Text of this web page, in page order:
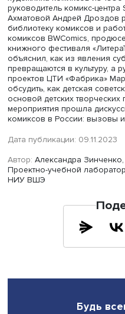
вероятно, однажды
скорее всего, не читает,
комиксы, выходят
индустрия, при этом он
войти. Курс подходит и
поп-культуру, сами
комиксов. В рамках
всех «веков»
представителей
каждый выпускник
происхождения комикса,
выводы.
Наблюдая за 10
Галеева заметила, что
комиксов и создавать
находит работу по
комиксов даже «покоряет
В рамках конференции
художника комиксов из